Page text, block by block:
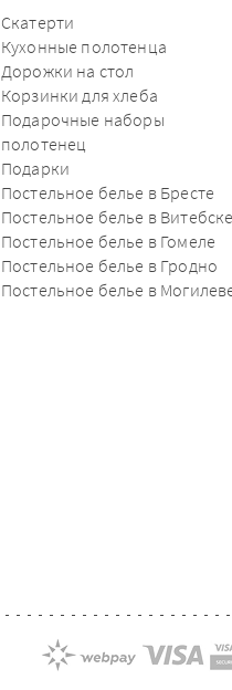
Скатерти
Кухонные полотенца
Дорожки на стол
Корзинки для хлеба
Подарочные наборы
полотенец
Подарки
Постельное белье в Бресте
Постельное белье в Витебске
Постельное белье в Гомеле
Постельное белье в Гродно
Постельное белье в